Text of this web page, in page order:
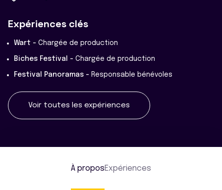
Expériences clés
Wart - Chargée de production
Biches Festival - Chargée de production
Festival Panoramas - Responsable bénévoles
Voir toutes les expériences
À proposExpériences